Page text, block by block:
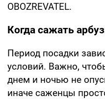
OBOZREVATEL.
Когда сажать
Период посадки
условий. Важно,
днем и ночью не
иначе саженцы